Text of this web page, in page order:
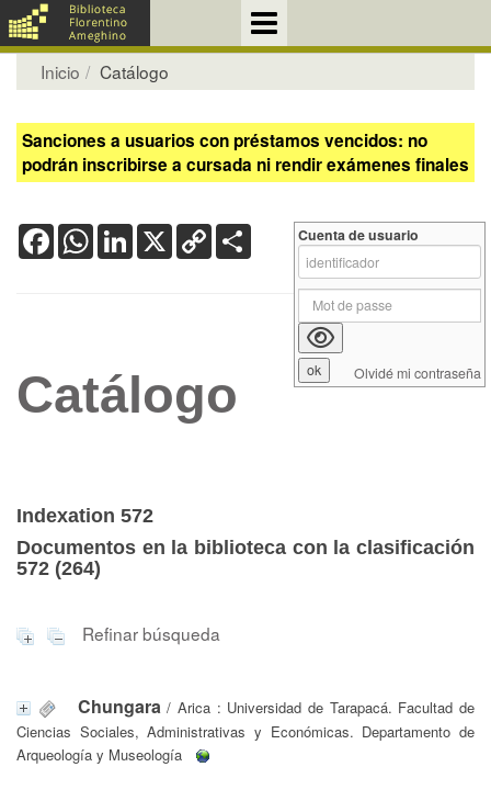
Inicio Catálogo
Sanciones a usuarios con préstamos vencidos: no
podrán inscribirse a cursada ni rendir exámenes finales
FacebookWhatsApp
LinkedIn
X Copy
Link
Catálogo
Indexation 572
Documentos en la biblioteca con la clasificación
572 (264)
Refinar búsqueda
Chungara/ Arica : Universidad de Tarapacá. Facultad de
Ciencias Sociales, Administrativas y Económicas. Departamento de
Arqueología y Museología
Cuenta de usuario
Olvidé mi contraseña